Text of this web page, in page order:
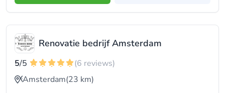
Renovatie bedrijf Amsterdam
5/5
(6 reviews)
Amsterdam(23 km)